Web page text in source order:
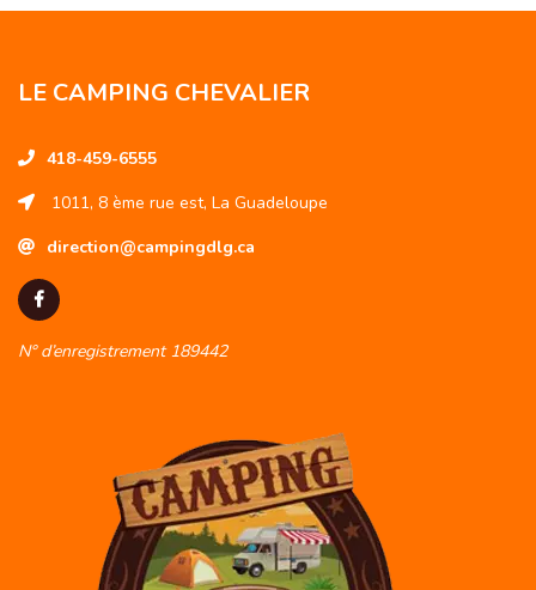
LE CAMPING CHEVALIER
418-459-6555
1011, 8 ème rue est, La Guadeloupe
direction@campingdlg.ca
N° d’enregistrement 189442